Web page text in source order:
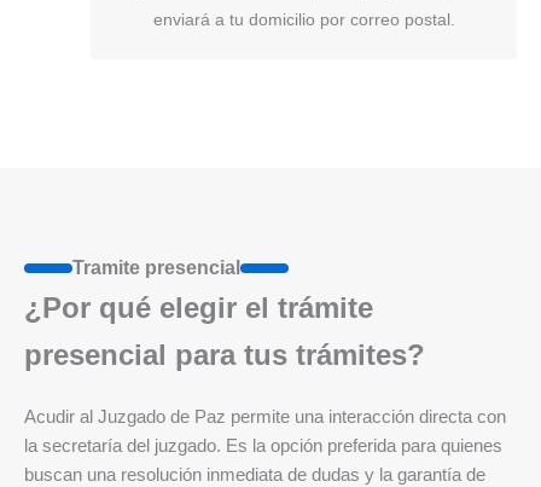
enviará a tu domicilio por correo postal.
Tramite presencial
¿Por qué elegir el trámite
presencial para tus trámites?
Acudir al Juzgado de Paz permite una interacción directa con
la secretaría del juzgado. Es la opción preferida para quienes
buscan una resolución inmediata de dudas y la garantía de